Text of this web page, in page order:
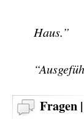
Haus.”
Fragen